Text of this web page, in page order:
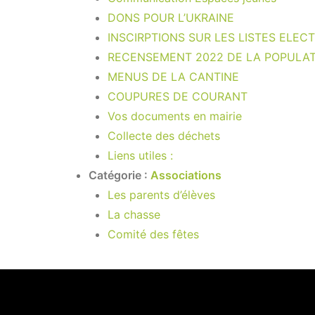
DONS POUR L’UKRAINE
INSCIRPTIONS SUR LES LISTES
RECENSEMENT 2022 DE LA
MENUS DE LA CANTINE
COUPURES DE COURANT
Vos documents en mairie
Collecte des déchets
Liens utiles :
Catégorie : Associations
Les parents d’élèves
La chasse
Comité des fêtes